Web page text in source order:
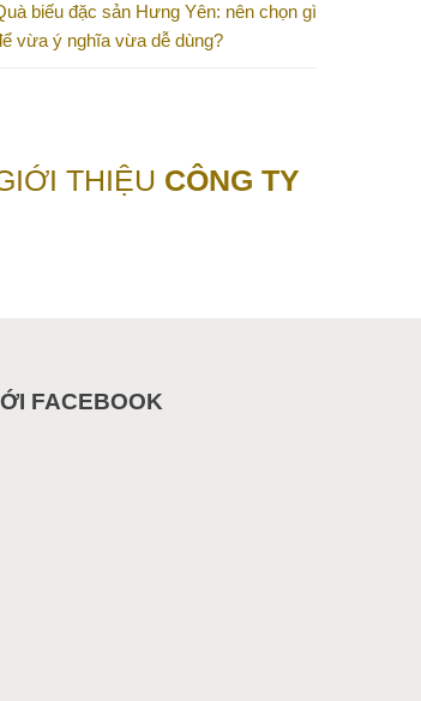
biếu đặc sản Hưng Yên: nên chọn gì
vừa ý nghĩa vừa dễ dùng?
THIỆU CÔNG TY
FACEBOOK